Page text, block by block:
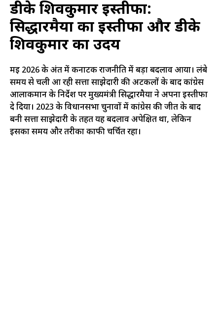
डीके शिवकुमार इस्तीफा:
सिद्धारमैया का इस्तीफा और डीके
शिवकुमार का उदय
मई 2026 के अंत में कर्नाटक राजनीति में बड़ा बदलाव आया। लंबे
समय से चली आ रही सत्ता साझेदारी की अटकलों के बाद कांग्रेस
आलाकमान के निर्देश पर मुख्यमंत्री सिद्धारमैया ने अपना इस्तीफा
दे दिया। 2023 के विधानसभा चुनावों में कांग्रेस की जीत के बाद
बनी सत्ता साझेदारी के तहत यह बदलाव अपेक्षित था, लेकिन
इसका समय और तरीका काफी चर्चित रहा।